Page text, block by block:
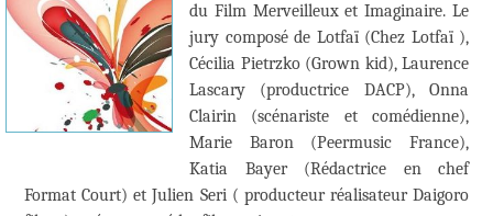
du Film Merveilleux et Imaginaire. Le
jury composé de Lotfaï (Chez Lotfaï ),
Cécilia Pietrzko (Grown kid), Laurence
Lascary (productrice DACP), Onna
Clairin (scénariste et comédienne),
Marie Baron (Peermusic France),
Katia Bayer (Rédactrice en chef
Format Court) et Julien Seri ( producteur réalisateur Daigoro